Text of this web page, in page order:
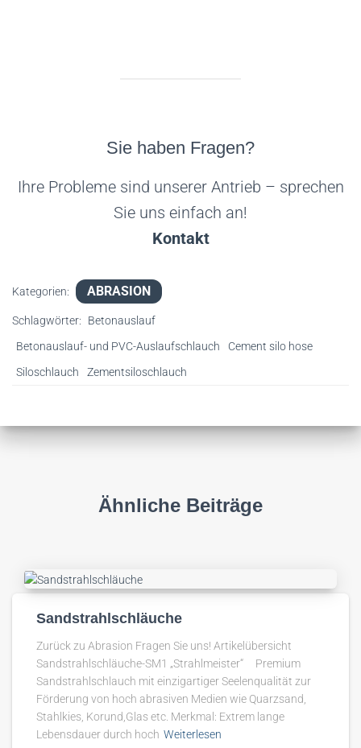
Sie haben Fragen?
Ihre Probleme sind unserer Antrieb – sprechen
Sie uns einfach an!
Kontakt
Kategorien: ABRASION
Schlagwörter:
Betonauslauf
Betonauslauf- und PVC-Auslaufschlauch
Cement silo hose
Siloschlauch
Zementsiloschlauch
Ähnliche Beiträge
Sandstrahlschläuche
Zurück zu Abrasion Fragen Sie uns! Artikelübersicht
Sandstrahlschläuche-SM1 „Strahlmeister“ Premium
Sandstrahlschlauch mit einzigartiger Seelenqualität zur
Förderung von hoch abrasiven Medien wie Quarzsand,
Stahlkies, Korund,Glas etc. Merkmal: Extrem lange
Lebensdauer durch hoch Weiterlesen